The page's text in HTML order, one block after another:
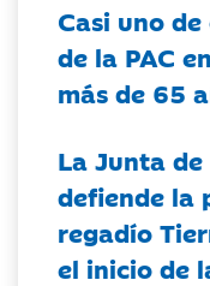
Casi uno
de la PAC
más de 65
La Junta
defiende la
regadío
el inicio de